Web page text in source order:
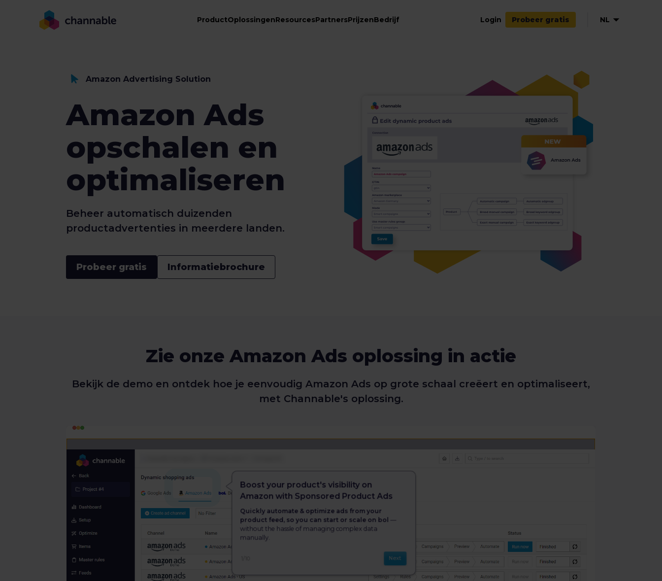
ProductOplossingenResourcesPartnersPrijzenBedrijf Login Probeer gratis NL
Amazon Advertising Solution
Amazon Ads
opschalen en
optimaliseren
Beheer automatisch duizenden
productadvertenties in meerdere landen.
Probeer gratis Informatiebrochure
Zie onze Amazon Ads oplossing in actie
Bekijk de demo en ontdek hoe je eenvoudig Amazon Ads op grote schaal creëert en optimaliseert,
met Channable's oplossing.